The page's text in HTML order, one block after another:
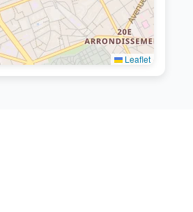
Leaflet